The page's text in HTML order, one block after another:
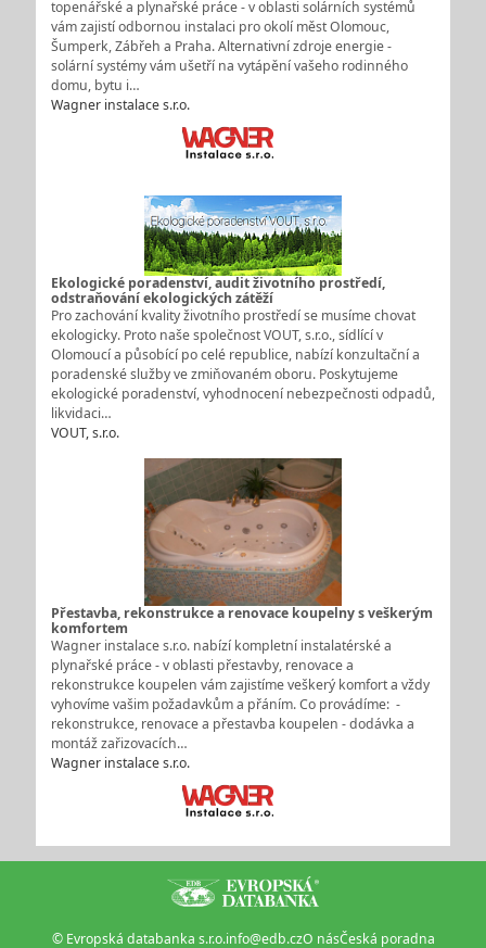
topenářské a plynařské práce - v oblasti solárních systémů
vám zajistí odbornou instalaci pro okolí měst Olomouc,
Šumperk, Zábřeh a Praha. Alternativní zdroje energie -
solární systémy vám ušetří na vytápění vašeho rodinného
domu, bytu i…
Wagner instalace s.r.o.
Ekologické poradenství, audit životního prostředí,
odstraňování ekologických zátěží
Pro zachování kvality životního prostředí se musíme chovat
ekologicky. Proto naše společnost VOUT, s.r.o., sídlící v
Olomoucí a působící po celé republice, nabízí konzultační a
poradenské služby ve zmiňovaném oboru. Poskytujeme
ekologické poradenství, vyhodnocení nebezpečnosti odpadů,
likvidaci…
VOUT, s.r.o.
Přestavba, rekonstrukce a renovace koupelny s veškerým
komfortem
Wagner instalace s.r.o. nabízí kompletní instalatérské a
plynařské práce - v oblasti přestavby, renovace a
rekonstrukce koupelen vám zajistíme veškerý komfort a vždy
vyhovíme vašim požadavkům a přáním. Co provádíme: -
rekonstrukce, renovace a přestavba koupelen - dodávka a
montáž zařizovacích…
Wagner instalace s.r.o.
© Evropská databanka s.r.o.info@edb.czO násČeská poradna